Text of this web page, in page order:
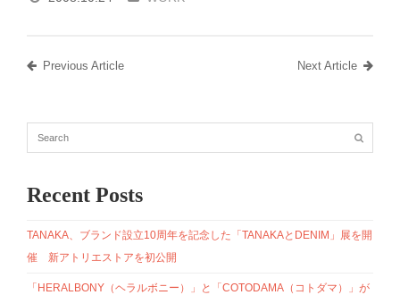
Previous Article Next Article
Recent Posts
TANAKA、ブランド設立10周年を記念した「TANAKAとDENIM」展を開
催 新アトリエストアを初公開
「HERALBONY（ヘラルボニー）」と「COTODAMA（コトダマ）」が